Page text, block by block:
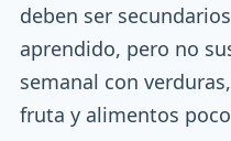
deben ser
aprendido, pero no
semanal con
fruta y alimentos